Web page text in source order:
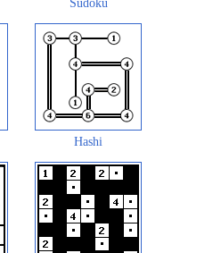
Sudoku
Hashi